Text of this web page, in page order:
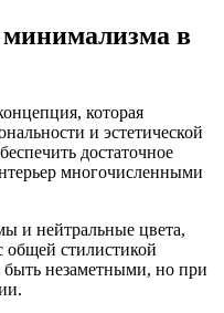
в
которая
и эстетической
достаточное
многочисленными
и нейтральные цвета,
общей стилистикой
незаметными, но при